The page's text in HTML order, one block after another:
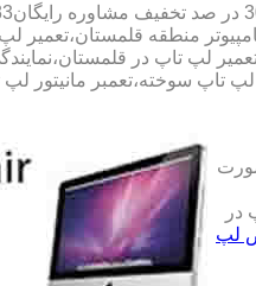
منطقه قلمستان،تعمیر
لپ تاپ در
سوخته،تعمبر مانیتور لپ
بصورت
در
لپ